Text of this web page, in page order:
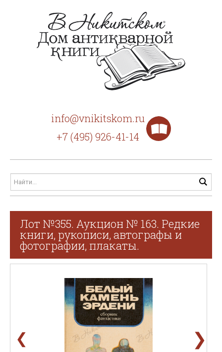
info@vnikitskom.ru
+7 (495) 926-41-14
Лот №355. Аукцион № 163. Редкие
книги, рукописи, автографы и
фотографии, плакаты.
❮ ❯